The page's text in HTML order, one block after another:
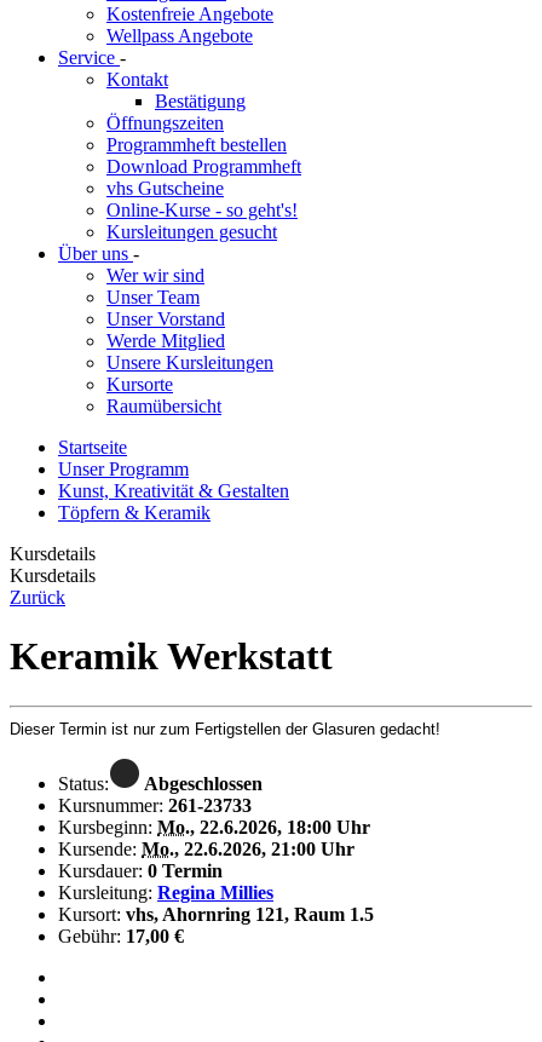
Kostenfreie Angebote
Wellpass Angebote
Service -
Kontakt
Bestätigung
Öffnungszeiten
Programmheft bestellen
Download Programmheft
vhs Gutscheine
Online-Kurse - so geht's!
Kursleitungen gesucht
Über uns -
Wer wir sind
Unser Team
Unser Vorstand
Werde Mitglied
Unsere Kursleitungen
Kursorte
Raumübersicht
Startseite
Unser Programm
Kunst, Kreativität & Gestalten
Töpfern & Keramik
Kursdetails
Kursdetails
Zurück
Keramik Werkstatt
Dieser Termin ist nur zum Fertigstellen der Glasuren gedacht!
Status:
Abgeschlossen
Kursnummer: 261-23733
Kursbeginn: Mo., 22.6.2026, 18:00 Uhr
Kursende: Mo., 22.6.2026, 21:00 Uhr
Kursdauer: 0 Termin
Kursleitung: Regina Millies
Kursort: vhs, Ahornring 121, Raum 1.5
Gebühr: 17,00 €